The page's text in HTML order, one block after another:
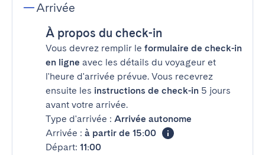
Arrivée
À propos du check-in
Vous devrez remplir le formulaire de check-in
en ligne avec les détails du voyageur et
l'heure d'arrivée prévue. Vous recevrez
ensuite les instructions de check-in 5 jours
avant votre arrivée.
Type d'arrivée : Arrivée autonome
Arrivée : à partir de 15:00
Départ: 11:00